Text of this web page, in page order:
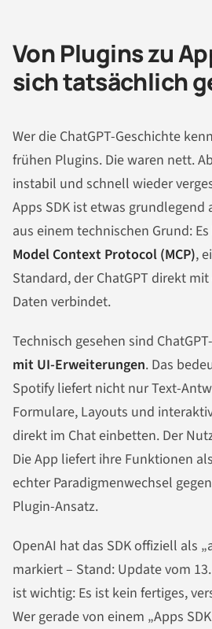
Von Plugins zu
sich tatsächlich
Wer die ChatGPT-Geschichte
frühen Plugins. Die waren nett.
instabil und schnell wieder
Apps SDK ist etwas grundlegend
aus einem technischen Grund:
Model Context Protocol (MCP),
Standard, der ChatGPT direkt
Daten verbindet.
Technisch gesehen sind
mit UI-Erweiterungen. Das
Spotify liefert nicht nur Text-
Formulare, Layouts und
direkt im Chat einbetten. Der
Die App liefert ihre Funktionen
echter Paradigmenwechsel
Plugin-Ansatz.
OpenAI hat das SDK offiziell als
markiert – Stand: Update vom
ist wichtig: Es ist kein fertiges,
Wer gerade von einem „Apps